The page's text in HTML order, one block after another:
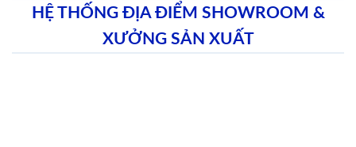
HỆ THỐNG ĐỊA ĐIỂM SHOWROOM &
XƯỞNG SẢN XUẤT